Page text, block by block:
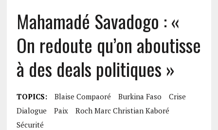
Mahamadé Savadogo : «
On redoute qu’on aboutisse
à des deals politiques »
TOPICS: Blaise Compaoré Burkina Faso
Crise
Dialogue
Paix
Roch Marc Christian Kaboré
Sécurité